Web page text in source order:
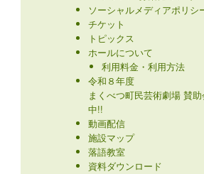
ソーシャルメディアポリシ
チケット
トピックス
ホールについて
利用料金・利用方法
令和８年度
まくべつ町民芸術劇場 賛
中!!
動画配信
施設マップ
落語教室
資料ダウンロード